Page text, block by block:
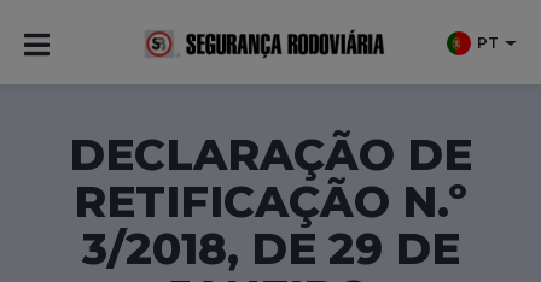
PT
DECLARAÇÃO DE
RETIFICAÇÃO N.º
3/2018, DE 29 DE